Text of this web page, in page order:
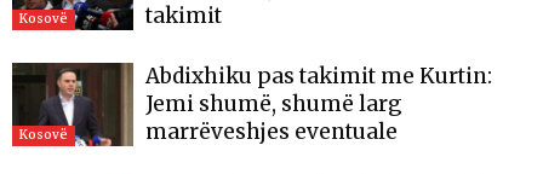
Kosovë
takimit
Kosovë
Abdixhiku pas takimit me Kurtin:
Jemi shumë, shumë larg
marrëveshjes eventuale